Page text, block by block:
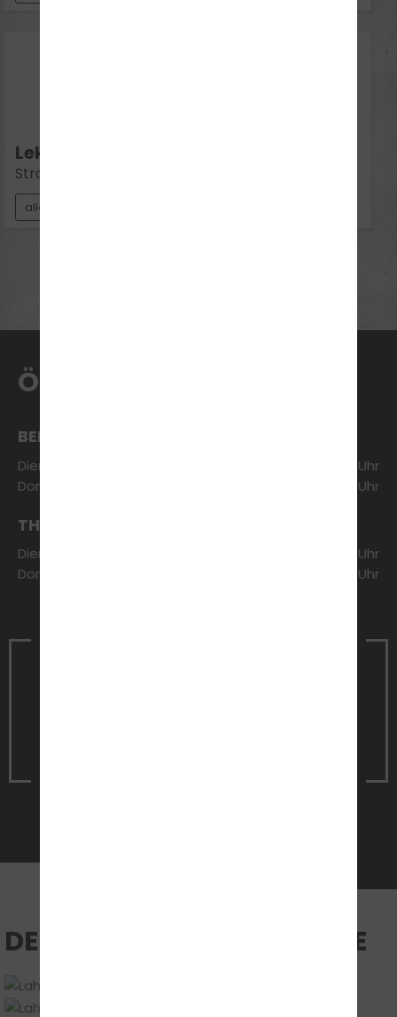
Lektion 4:
Straßenverkehrssysteme / Bahnübergänge
alle Klassen
ÖFFNUNGSZEITEN
BERATUNG & ANMELDUNG
Dienstag:
16:00 - 16:30 Uhr
Donnerstag:
17:30 - 18:00 Uhr
THEORETISCHER UNTERRICHT
Dienstag:
16:30 - 18:00 Uhr
Donnerstag:
18:00 - 19:30 Uhr
DEINE UNTERRICHTSRÄUME